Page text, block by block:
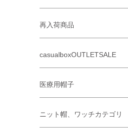
再入荷商品
casualboxOUTLETSALE
医療用帽子
ニット帽、ワッチカテゴリ